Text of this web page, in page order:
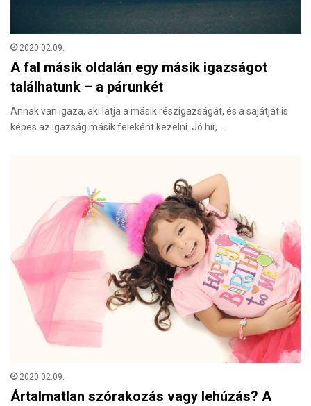
2020.02.09.
A fal másik oldalán egy másik igazságot
találhatunk – a párunkét
Annak van igaza, aki látja a másik részigazságát, és a sajátját is
képes az igazság másik feleként kezelni. Jó hír,…
2020.02.09.
Ártalmatlan szórakozás vagy lehúzás? A